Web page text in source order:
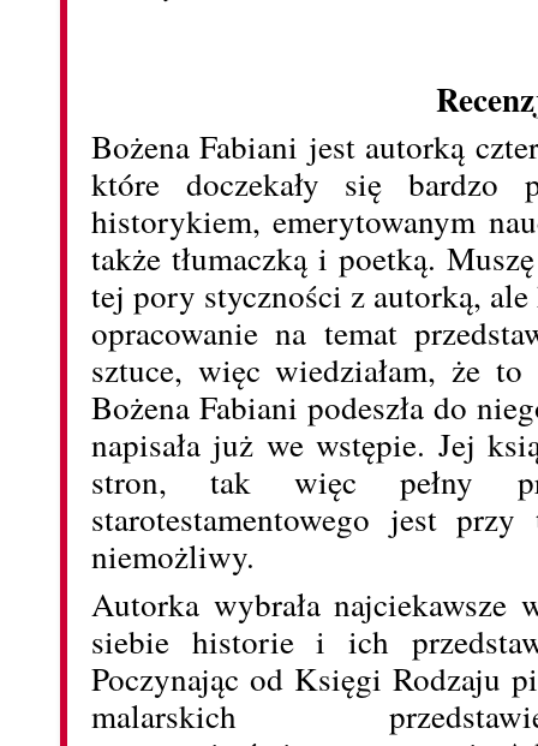
Bożena Fabiani jest autorką
które doczekały się bardzo
historykiem, emerytowanym
także tłumaczką i poetką.
tej pory styczności z autorką,
opracowanie na temat
sztuce, więc wiedziałam, że
Bożena Fabiani podeszła do
napisała już we wstępie. Jej
stron, tak więc pełny
starotestamentowego jest
niemożliwy.
Autorka wybrała najciekawsze
siebie historie i ich
Poczynając od Księgi Rodzaju
malarskich